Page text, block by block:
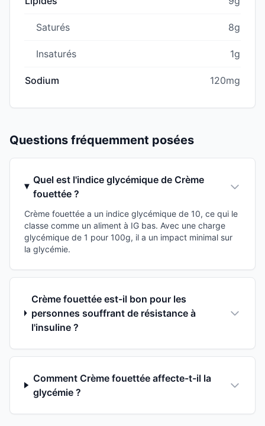
Saturés 8g
Insaturés 1g
Sodium 120mg
Questions fréquemment posées
Quel est l'indice glycémique de Crème
fouettée ?
Crème fouettée a un indice glycémique de 10, ce qui le
classe comme un aliment à IG bas. Avec une charge
glycémique de 1 pour 100g, il a un impact minimal sur
la glycémie.
Crème fouettée est-il bon pour les
personnes souffrant de résistance à
l'insuline ?
Comment Crème fouettée affecte-t-il la
glycémie ?